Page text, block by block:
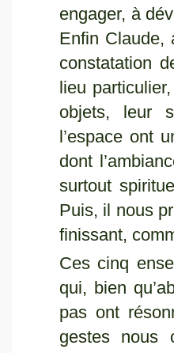
engager, à
Enfin Claude,
constatation
lieu
objets, leur
l’espace ont
dont
surtout
Puis, il nous
finissant,
Ces cinq
qui, bien
pas ont
gestes nous